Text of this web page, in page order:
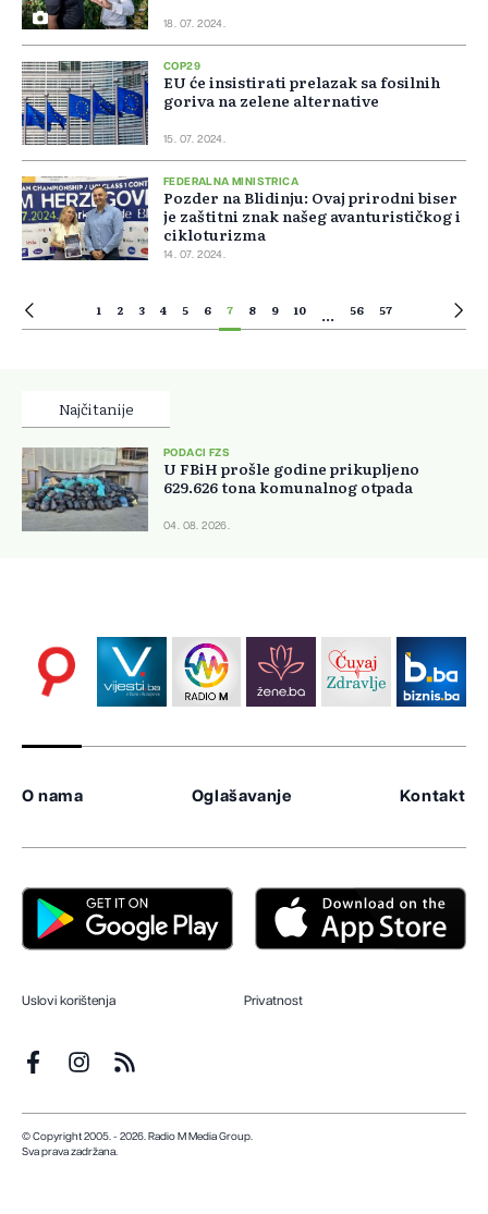
18. 07. 2024.
COP29
EU će insistirati prelazak sa fosilnih
goriva na zelene alternative
15. 07. 2024.
FEDERALNA MINISTRICA
Pozder na Blidinju: Ovaj prirodni biser
je zaštitni znak našeg avanturističkog i
cikloturizma
14. 07. 2024.
1 2 3 4 5 6 7 8 9 10 ... 56 57
Najčitanije
PODACI FZS
U FBiH prošle godine prikupljeno
629.626 tona komunalnog otpada
04. 08. 2026.
O nama Oglašavanje Kontakt
Uslovi korištenja Privatnost
© Copyright 2005. - 2026. Radio M Media Group.
Sva prava zadržana.